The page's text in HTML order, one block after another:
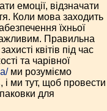
емоції, відзначати
Коли мова заходить
їхньої
Правильна
квітів під час
та чарівної
ми розуміємо
і ми тут, щоб провести
для